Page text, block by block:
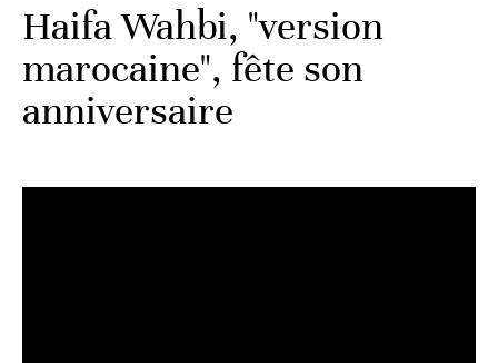
Haifa Wahbi, "version
marocaine", fête son
anniversaire